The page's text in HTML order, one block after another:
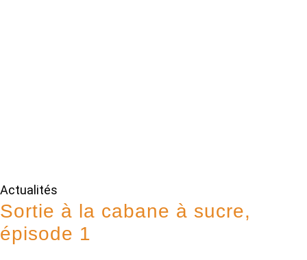
Actualités
Sortie à la cabane à sucre,
épisode 1